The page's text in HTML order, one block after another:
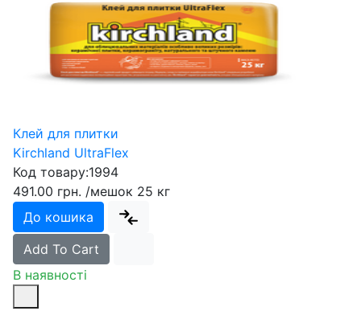
Клей для плитки
Kirchland UltraFlex
Код товару:1994
491.00 грн. /мешок 25 кг
До кошика
Add To Cart
В наявності